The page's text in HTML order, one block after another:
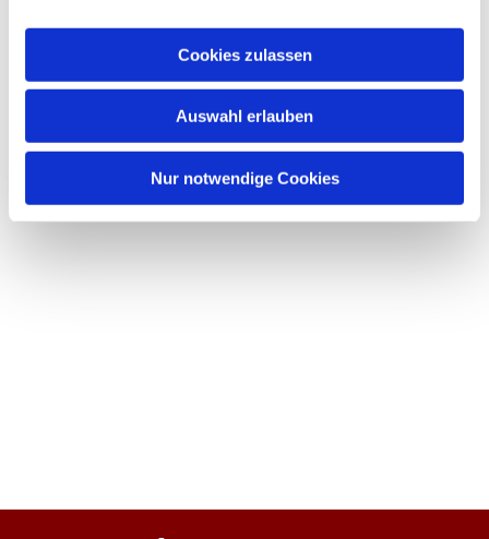
Cookies zulassen
Auswahl erlauben
Nur notwendige Cookies